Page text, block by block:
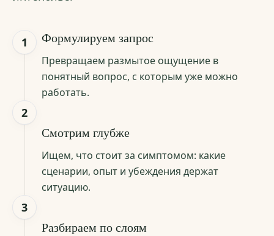
1 Формулируем запрос
Превращаем размытое ощущение в
понятный вопрос, с которым уже можно
работать.
2
Смотрим глубже
Ищем, что стоит за симптомом: какие
сценарии, опыт и убеждения держат
ситуацию.
3
Разбираем по слоям